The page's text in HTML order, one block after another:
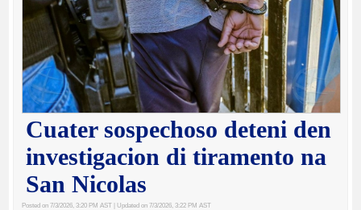
Cuater sospechoso deteni den
investigacion di tiramento na
San Nicolas
Posted on 7/3/2026, 3:20 PM AST | Updated on 7/3/2026, 3:22 PM AST